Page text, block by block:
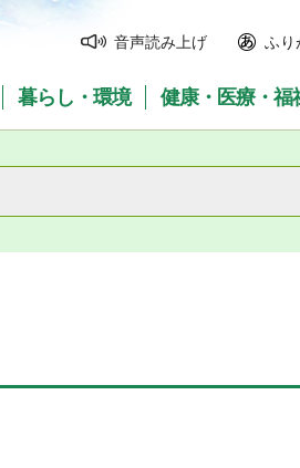
音声読み上げ ふり
暮らし・環境 健康・医療・福